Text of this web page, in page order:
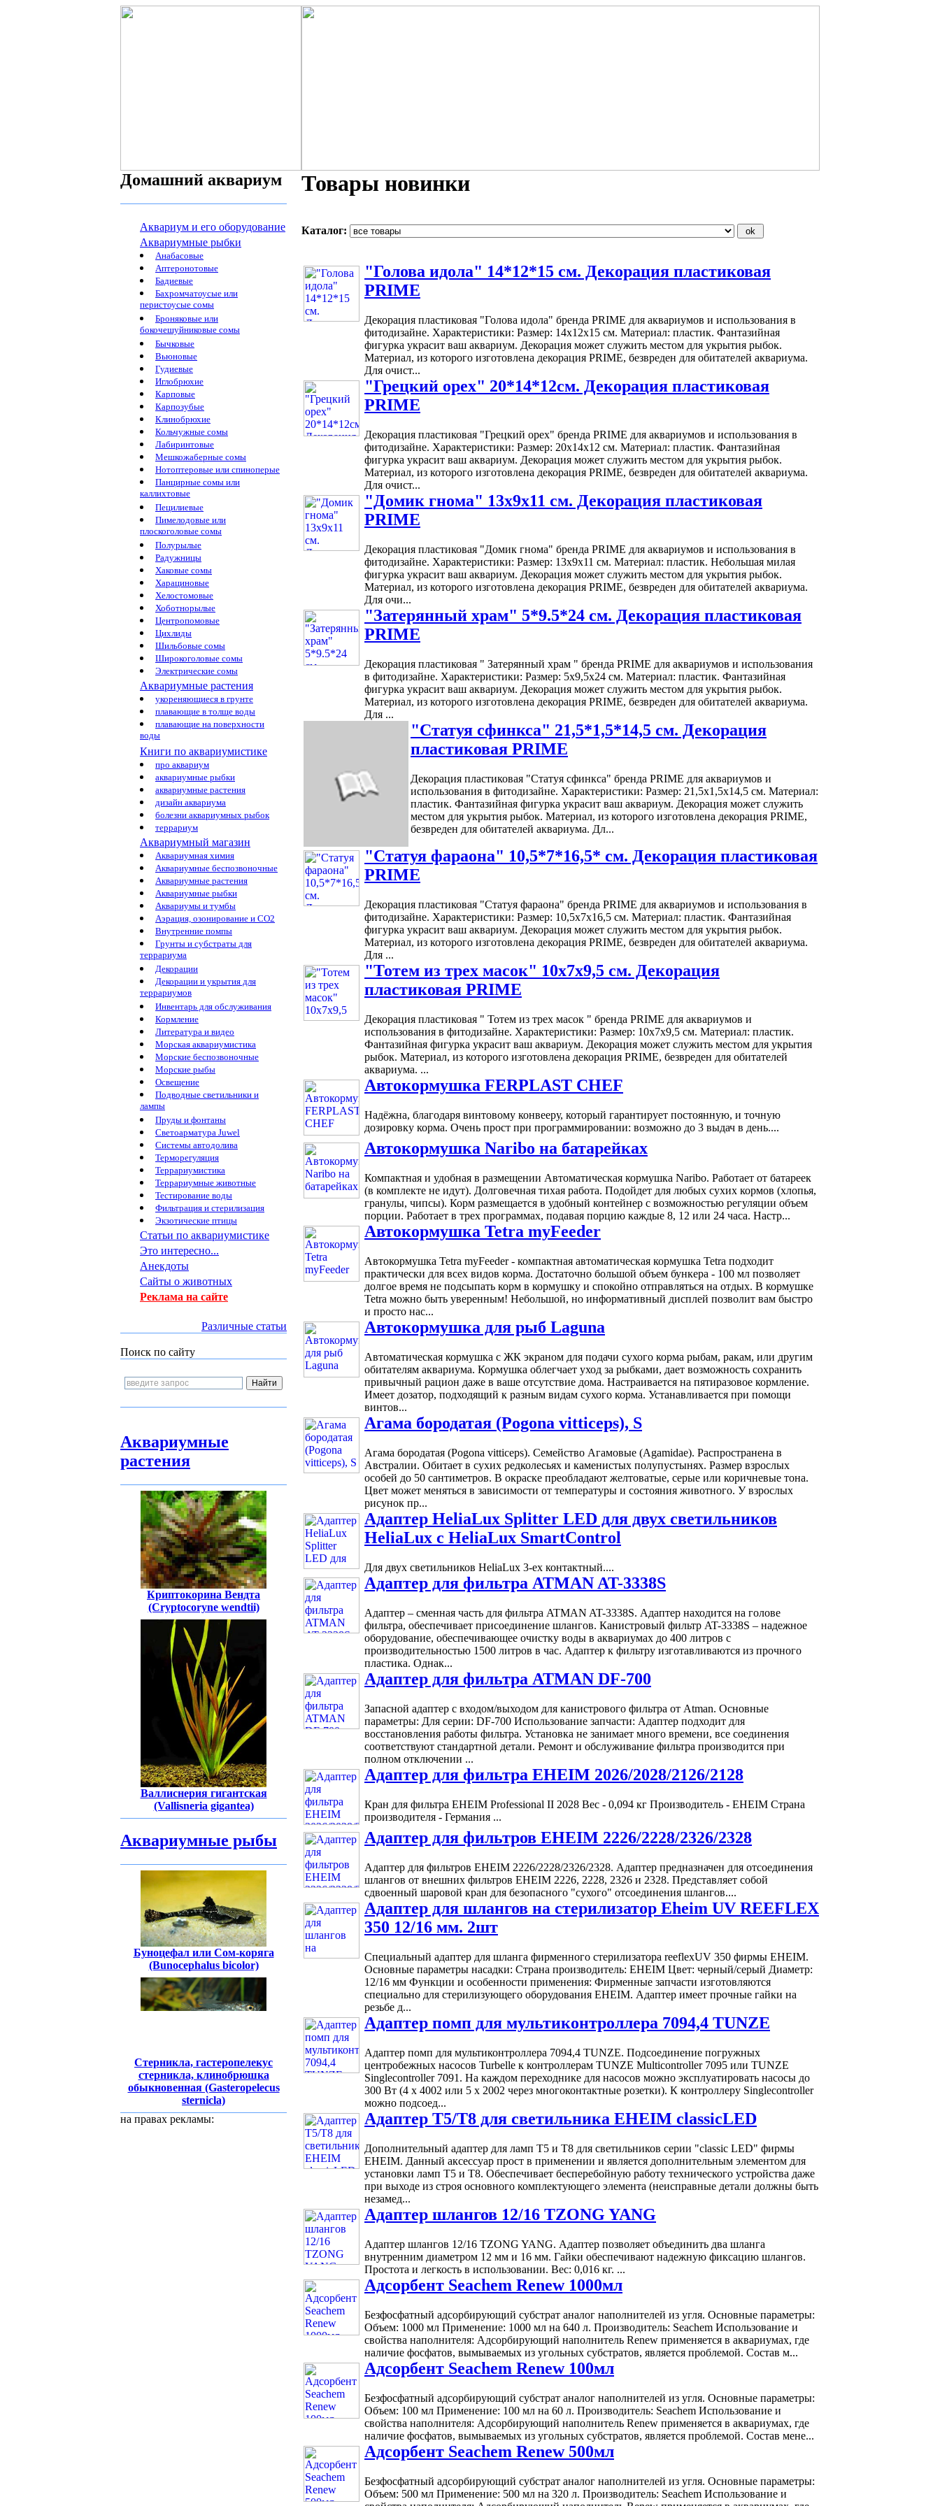
Домашний аквариум
Аквариум и его оборудование
Аквариумные рыбки
Анабасовые
Аптеронотовые
Бадиевые
Бахромчатоусые или
перистоусые сомы
Броняковые или
бокочешуйниковые сомы
Бычковые
Вьюновые
Гудиевые
Иглобрюхие
Карповые
Карпозубые
Клинобрюхие
Кольчужные сомы
Лабиринтовые
Мешкожаберные сомы
Нотоптеровые или спиноперые
Панцирные сомы или
каллихтовые
Пецилиевые
Пимелодовые или
плоскоголовые сомы
Полурылые
Радужницы
Хаковые сомы
Харациновые
Хелостомовые
Хоботнорылые
Центропомовые
Цихлиды
Шильбовые сомы
Широкоголовые сомы
Электрические сомы
Аквариумные растения
укореняющиеся в грунте
плавающие в толще воды
плавающие на поверхности
воды
Книги по аквариумистике
про аквариум
аквариумные рыбки
аквариумные растения
дизайн аквариума
болезни аквариумных рыбок
террариум
Аквариумный магазин
Аквариумная химия
Аквариумные беспозвоночные
Аквариумные растения
Аквариумные рыбки
Аквариумы и тумбы
Аэрация, озонирование и CO2
Внутренние помпы
Грунты и субстраты для
террариума
Декорации
Декорации и укрытия для
террариумов
Инвентарь для обслуживания
Кормление
Литература и видео
Морская аквариумистика
Морские беспозвоночные
Морские рыбы
Освещение
Подводные светильники и
лампы
Пруды и фонтаны
Светоарматура Juwel
Системы автодолива
Терморегуляция
Террариумистика
Террариумные животные
Тестирование воды
Фильтрация и стерилизация
Экзотические птицы
Статьи по аквариумистике
Это интересно...
Анекдоты
Сайты о животных
Реклама на сайте
Различные статьи
Поиск по сайту
Аквариумные
растения
Криптокорина Вендта
(Cryptocoryne wendtii)
Валлиснерия гигантская
(Vallisneria gigantea)
Аквариумные рыбы
Буноцефал или Сом-коряга
(Bunocephalus bicolor)
Стерникла, гастеропелекус
стерникла, клинобрюшка
обыкновенная (Gasteropelecus
sternicla)
на правах рекламы:
Товары новинки
Каталог:
"Голова идола" 14*12*15 см. Декорация пластиковая
PRIME
Декорация пластиковая "Голова идола" бренда PRIME для аквариумов и использования в
фитодизайне. Характеристики: Размер: 14х12х15 см. Материал: пластик. Фантазийная
фигурка украсит ваш аквариум. Декорация может служить местом для укрытия рыбок.
Материал, из которого изготовлена декорация PRIME, безвреден для обитателей аквариума.
Для очист...
"Грецкий орех" 20*14*12см. Декорация пластиковая
PRIME
Декорация пластиковая "Грецкий орех" бренда PRIME для аквариумов и использования в
фитодизайне. Характеристики: Размер: 20х14х12 см. Материал: пластик. Фантазийная
фигурка украсит ваш аквариум. Декорация может служить местом для укрытия рыбок.
Материал, из которого изготовлена декорация PRIME, безвреден для обитателей аквариума.
Для очист...
"Домик гнома" 13х9х11 см. Декорация пластиковая
PRIME
Декорация пластиковая "Домик гнома" бренда PRIME для аквариумов и использования в
фитодизайне. Характеристики: Размер: 13х9х11 см. Материал: пластик. Небольшая милая
фигурка украсит ваш аквариум. Декорация может служить местом для укрытия рыбок.
Материал, из которого изготовлена декорация PRIME, безвреден для обитателей аквариума.
Для очи...
"Затерянный храм" 5*9.5*24 см. Декорация пластиковая
PRIME
Декорация пластиковая " Затерянный храм " бренда PRIME для аквариумов и использования
в фитодизайне. Характеристики: Размер: 5х9,5х24 см. Материал: пластик. Фантазийная
фигурка украсит ваш аквариум. Декорация может служить местом для укрытия рыбок.
Материал, из которого изготовлена декорация PRIME, безвреден для обитателей аквариума.
Для ...
"Статуя сфинкса" 21,5*1,5*14,5 см. Декорация
пластиковая PRIME
Декорация пластиковая "Статуя сфинкса" бренда PRIME для аквариумов и
использования в фитодизайне. Характеристики: Размер: 21,5х1,5х14,5 см. Материал:
пластик. Фантазийная фигурка украсит ваш аквариум. Декорация может служить
местом для укрытия рыбок. Материал, из которого изготовлена декорация PRIME,
безвреден для обитателей аквариума. Дл...
"Статуя фараона" 10,5*7*16,5* см. Декорация пластиковая
PRIME
Декорация пластиковая "Статуя фараона" бренда PRIME для аквариумов и использования в
фитодизайне. Характеристики: Размер: 10,5х7х16,5 см. Материал: пластик. Фантазийная
фигурка украсит ваш аквариум. Декорация может служить местом для укрытия рыбок.
Материал, из которого изготовлена декорация PRIME, безвреден для обитателей аквариума.
Для ...
"Тотем из трех масок" 10х7х9,5 см. Декорация
пластиковая PRIME
Декорация пластиковая " Тотем из трех масок " бренда PRIME для аквариумов и
использования в фитодизайне. Характеристики: Размер: 10х7х9,5 см. Материал: пластик.
Фантазийная фигурка украсит ваш аквариум. Декорация может служить местом для укрытия
рыбок. Материал, из которого изготовлена декорация PRIME, безвреден для обитателей
аквариума. ...
Автокормушка FERPLAST CHEF
Надёжна, благодаря винтовому конвееру, который гарантирует постоянную, и точную
дозировку корма. Очень прост при программировании: возможно до 3 выдач в день....
Автокормушка Naribo на батарейкаx
Компактная и удобная в размещении Автоматическая кормушка Naribo. Работает от батареек
(в комплекте не идут). Долговечная тихая работа. Подойдет для любых сухих кормов (хлопья,
гранулы, чипсы). Корм размещается в удобный контейнер с возможностью регуляции объем
порции. Работает в трех программах, подавая порцию каждые 8, 12 или 24 часа. Настр...
Автокормушка Tetra myFeeder
Автокормушка Tetra myFeeder - компактная автоматическая кормушка Tetra подходит
практически для всех видов корма. Достаточно большой объем бункера - 100 мл позволяет
долгое время не подсыпать корм в кормушку и спокойно отправляться на отдых. В кормушке
Tetra можно быть уверенным! Небольшой, но информативный дисплей позволит вам быстро
и просто нас...
Автокормушка для рыб Laguna
Автоматическая кормушка с ЖК экраном для подачи сухого корма рыбам, ракам, или другим
обитателям аквариума. Кормушка облегчает уход за рыбками, дает возможность сохранить
привычный рацион даже в ваше отсутствие дома. Настраивается на пятиразовое кормление.
Имеет дозатор, подходящий к разным видам сухого корма. Устанавливается при помощи
винтов...
Агама бородатая (Pogona vitticeps), S
Агама бородатая (Pogona vitticeps). Семейство Агамовые (Agamidae). Распространена в
Австралии. Обитает в сухих редколесьях и каменистых полупустынях. Размер взрослых
особей до 50 сантиметров. В окраске преобладают желтоватые, серые или коричневые тона.
Цвет может меняться в зависимости от температуры и состояния животного. У взрослых
рисунок пр...
Адаптер HeliaLux Splitter LED для двух светильников
HeliaLux с HeliaLux SmartControl
Для двух светильников HeliaLux 3-ех контактный....
Адаптер для фильтра ATMAN AT-3338S
Адаптер – сменная часть для фильтра ATMAN AT-3338S. Адаптер находится на голове
фильтра, обеспечивает присоединение шлангов. Канистровый фильтр AT-3338S – надежное
оборудование, обеспечивающее очистку воды в аквариумах до 400 литров с
производительностью 1500 литров в час. Адаптер к фильтру изготавливаются из прочного
пластика. Однак...
Адаптер для фильтра ATMAN DF-700
Запасной адаптер с входом/выходом для канистрового фильтра от Atman. Основные
параметры: Для серии: DF-700 Использование запчасти: Адаптер подходит для
восстановления работы фильтра. Установка не занимает много времени, все соединения
соответствуют стандартной детали. Ремонт и обслуживание фильтра производится при
полном отключении ...
Адаптер для фильтра EHEIM 2026/2028/2126/2128
Кран для фильтра EHEIM Professional II 2028 Вес - 0,094 кг Производитель - EHEIM Страна
производителя - Германия ...
Адаптер для фильтров EHEIM 2226/2228/2326/2328
Адаптер для фильтров EHEIM 2226/2228/2326/2328. Адаптер предназначен для отсоединения
шлангов от внешних фильтров EHEIM 2226, 2228, 2326 и 2328. Представляет собой
сдвоенный шаровой кран для безопасного "сухого" отсоединения шлангов....
Адаптер для шлангов на стерилизатор Eheim UV REEFLEX
350 12/16 мм. 2шт
Специальный адаптер для шланга фирменного стерилизатора reeflexUV 350 фирмы EHEIM.
Основные параметры насадки: Страна производитель: EHEIM Цвет: черный/серый Диаметр:
12/16 мм Функции и особенности применения: Фирменные запчасти изготовляются
специально для стерилизующего оборудования EHEIM. Адаптер имеет прочные гайки на
резьбе д...
Адаптер помп для мультиконтроллера 7094,4 TUNZE
Адаптер помп для мультиконтроллера 7094,4 TUNZE. Подсоединение погружных
центробежных насосов Turbelle к контроллерам TUNZE Multicontroller 7095 или TUNZE
Singlecontroller 7091. На каждом переходнике для насосов можно эксплуатировать насосы до
300 Вт (4 x 4002 или 5 x 2002 через многоконтактные розетки). К контроллеру Singlecontroller
можно подсоед...
Адаптер Т5/Т8 для светильника EHEIM classicLED
Дополнительный адаптер для ламп Т5 и Т8 для светильников серии "classic LED" фирмы
EHEIM. Данный аксессуар прост в применении и является дополнительным элементом для
установки ламп Т5 и Т8. Обеспечивает бесперебойную работу технического устройства даже
при выходе из строя основного комплектующего элемента (неисправные детали должны быть
незамед...
Адаптер шлангов 12/16 TZONG YANG
Адаптер шлангов 12/16 TZONG YANG. Адаптер позволяет объединить два шланга
внутренним диаметром 12 мм и 16 мм. Гайки обеспечивают надежную фиксацию шлангов.
Простота и легкость в использовании. Вес: 0,016 кг. ...
Адсорбент Seachem Renew 1000мл
Безфосфатный адсорбирующий субстрат аналог наполнителей из угля. Основные параметры:
Объем: 1000 мл Применение: 1000 мл на 640 л. Производитель: Seachem Использование и
свойства наполнителя: Адсорбирующий наполнитель Renew применяется в аквариумах, где
наличие фосфатов, вымываемых из угольных субстратов, является проблемой. Состав м...
Адсорбент Seachem Renew 100мл
Безфосфатный адсорбирующий субстрат аналог наполнителей из угля. Основные параметры:
Объем: 100 мл Применение: 100 мл на 60 л. Производитель: Seachem Использование и
свойства наполнителя: Адсорбирующий наполнитель Renew применяется в аквариумах, где
наличие фосфатов, вымываемых из угольных субстратов, является проблемой. Состав мене...
Адсорбент Seachem Renew 500мл
Безфосфатный адсорбирующий субстрат аналог наполнителей из угля. Основные параметры:
Объем: 500 мл Применение: 500 мл на 320 л. Производитель: Seachem Использование и